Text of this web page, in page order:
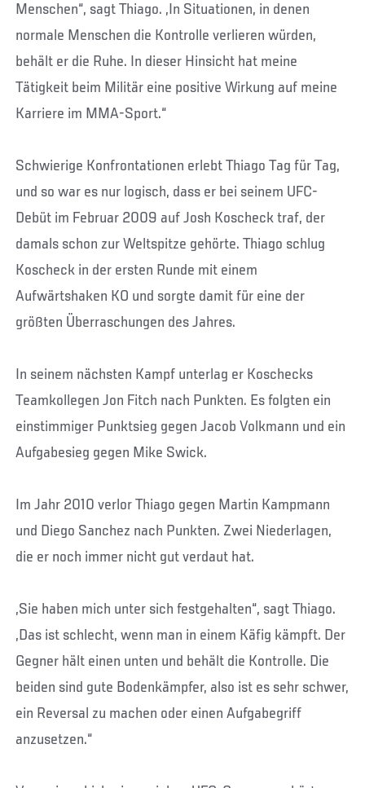
Menschen“, sagt Thiago. „In Situationen, in denen
normale Menschen die Kontrolle verlieren würden,
behält er die Ruhe. In dieser Hinsicht hat meine
Tätigkeit beim Militär eine positive Wirkung auf meine
Karriere im MMA-Sport.“
Schwierige Konfrontationen erlebt Thiago Tag für Tag,
und so war es nur logisch, dass er bei seinem UFC-
Debüt im Februar 2009 auf Josh Koscheck traf, der
damals schon zur Weltspitze gehörte. Thiago schlug
Koscheck in der ersten Runde mit einem
Aufwärtshaken KO und sorgte damit für eine der
größten Überraschungen des Jahres.
In seinem nächsten Kampf unterlag er Koschecks
Teamkollegen Jon Fitch nach Punkten. Es folgten ein
einstimmiger Punktsieg gegen Jacob Volkmann und ein
Aufgabesieg gegen Mike Swick.
Im Jahr 2010 verlor Thiago gegen Martin Kampmann
und Diego Sanchez nach Punkten. Zwei Niederlagen,
die er noch immer nicht gut verdaut hat.
„Sie haben mich unter sich festgehalten“, sagt Thiago.
„Das ist schlecht, wenn man in einem Käfig kämpft. Der
Gegner hält einen unten und behält die Kontrolle. Die
beiden sind gute Bodenkämpfer, also ist es sehr schwer,
ein Reversal zu machen oder einen Aufgabegriff
anzusetzen.“